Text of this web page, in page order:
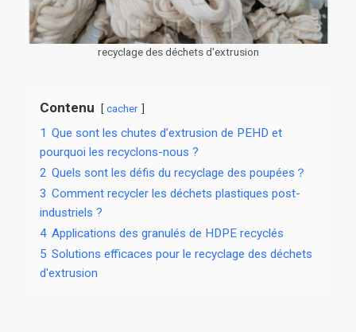
recyclage des déchets d'extrusion
Contenu cacher
1 Que sont les chutes d’extrusion de PEHD et
pourquoi les recyclons-nous ?
2 Quels sont les défis du recyclage des poupées？
3 Comment recycler les déchets plastiques post-
industriels ?
4 Applications des granulés de HDPE recyclés
5 Solutions efficaces pour le recyclage des déchets
d'extrusion